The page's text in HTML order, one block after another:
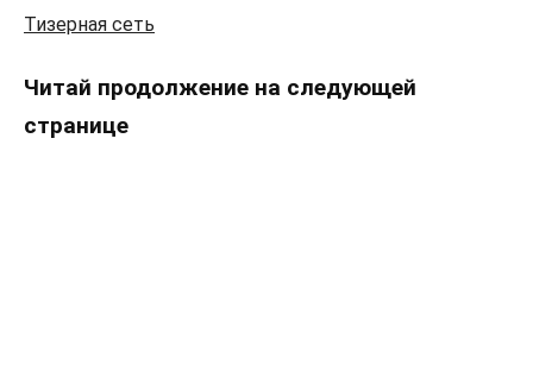
Тизерная сеть
Читай продолжение на следующей
странице